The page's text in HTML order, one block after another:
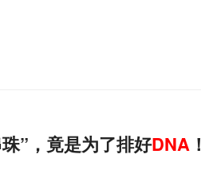
”，竟是为了排好DNA ！